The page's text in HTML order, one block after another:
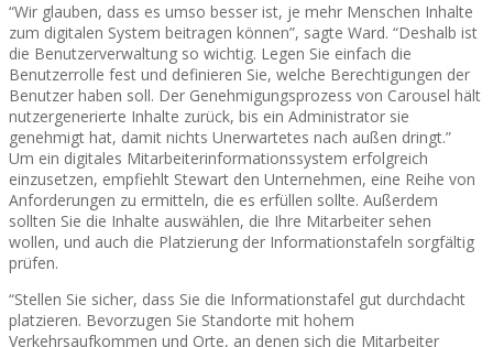
“Wir glauben, dass es umso besser ist, je mehr Menschen Inhalte
zum digitalen System beitragen können”, sagte Ward. “Deshalb ist
die Benutzerverwaltung so wichtig. Legen Sie einfach die
Benutzerrolle fest und definieren Sie, welche Berechtigungen der
Benutzer haben soll. Der Genehmigungsprozess von Carousel hält
nutzergenerierte Inhalte zurück, bis ein Administrator sie
genehmigt hat, damit nichts Unerwartetes nach außen dringt.”
Um ein digitales Mitarbeiterinformationssystem erfolgreich
einzusetzen, empfiehlt Stewart den Unternehmen, eine Reihe von
Anforderungen zu ermitteln, die es erfüllen sollte. Außerdem
sollten Sie die Inhalte auswählen, die Ihre Mitarbeiter sehen
wollen, und auch die Platzierung der Informationstafeln sorgfältig
prüfen.
“Stellen Sie sicher, dass Sie die Informationstafel gut durchdacht
platzieren. Bevorzugen Sie Standorte mit hohem
Verkehrsaufkommen und Orte, an denen sich die Mitarbeiter